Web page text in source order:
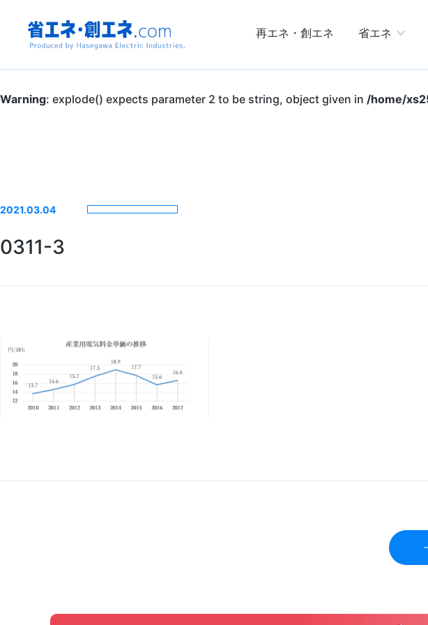
省エネ・創エ
ネ.com
再エネ・創エネ 省エネ
Warning: explode() expects parameter 2 to be string, object given in /home/
2021.03.04
0311-3